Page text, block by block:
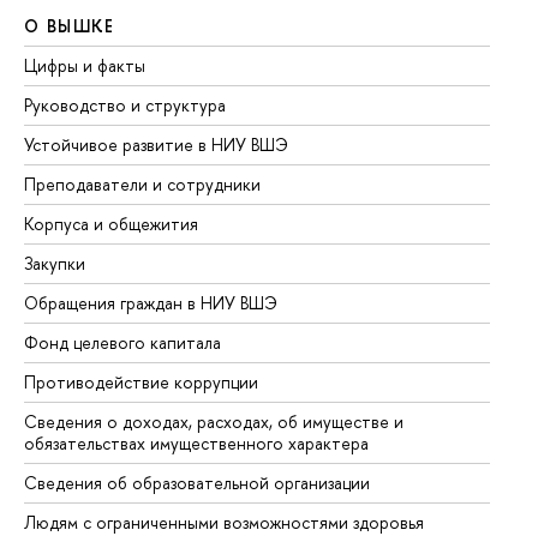
О ВЫШКЕ
Цифры и факты
Руководство и структура
Устойчивое развитие в НИУ ВШЭ
Преподаватели и сотрудники
Корпуса и общежития
Закупки
Обращения граждан в НИУ ВШЭ
Фонд целевого капитала
Противодействие коррупции
Сведения о доходах, расходах, об имуществе и
обязательствах имущественного характера
Сведения об образовательной организации
Людям с ограниченными возможностями здоровья